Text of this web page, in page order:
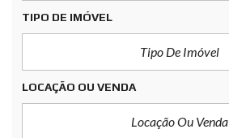
TIPO DE IMÓVEL
Tipo De Imóvel
LOCAÇÃO OU VENDA
Locação Ou Venda